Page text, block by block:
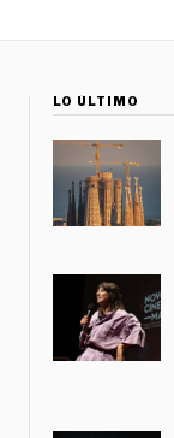
LO ÚLTIMO